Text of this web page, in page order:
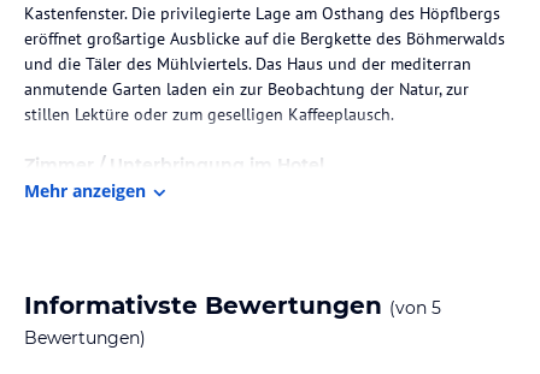
Kastenfenster. Die privilegierte Lage am Osthang des Höpflbergs
eröffnet großartige Ausblicke auf die Bergkette des Böhmerwalds
und die Täler des Mühlviertels. Das Haus und der mediterran
anmutende Garten laden ein zur Beobachtung der Natur, zur
stillen Lektüre oder zum geselligen Kaffeeplausch.
Zimmer / Unterbringung im Hotel
Bei der Renovierung der VILLA BREITENBERG, die 1904 mit
der VILLA BREITENBERG finden die Gäste die Atmosphäre eines
historischen Hauses, in dem sich gekonnt die Stile mischen, stets
begleitet von der Naturschönheit des Bayerischen Waldes, den
Mehr anzeigen
Informativste Bewertungen (von 5
Bewertungen)